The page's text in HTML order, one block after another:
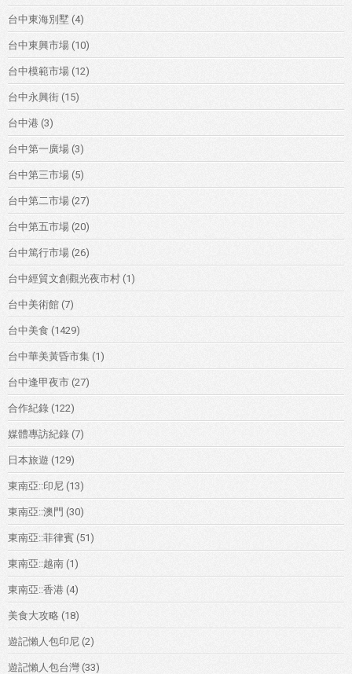
台中東海別墅 (4)
台中東興市場 (10)
台中模範市場 (12)
台中永興街 (15)
台中港 (3)
台中第一廣場 (3)
台中第三市場 (5)
台中第二市場 (27)
台中第五市場 (20)
台中篤行市場 (26)
台中經貿文創觀光夜市村 (1)
台中美術館 (7)
台中美食 (1429)
台中華美黃昏市集 (1)
台中逢甲夜市 (27)
合作紀錄 (122)
媒體專訪紀錄 (7)
日本旅遊 (129)
東南亞::印尼 (13)
東南亞::澳門 (30)
東南亞::菲律賓 (51)
東南亞::越南 (1)
東南亞::香港 (4)
美食大攻略 (18)
遊記懶人包印尼 (2)
遊記懶人包台灣 (33)